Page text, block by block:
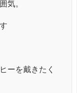
気。
ーを戴きたく